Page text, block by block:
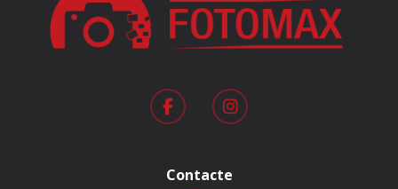
Contacte